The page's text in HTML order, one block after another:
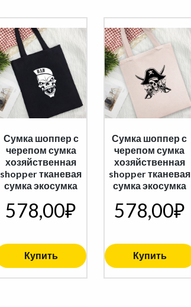
Сумка шоппер с
черепом сумка
хозяйственная
shopper тканевая
сумка экосумка
578,00₽
Купить
Сумка шоппер с
черепом сумка
хозяйственная
shopper тканевая
сумка экосумка
578,00₽
Купить